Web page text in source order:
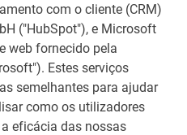
com o cliente (CRM)
("HubSpot"), e Microsoft
web fornecido pela
Estes serviços
semelhantes para ajudar
como os utilizadores
eficácia das nossas